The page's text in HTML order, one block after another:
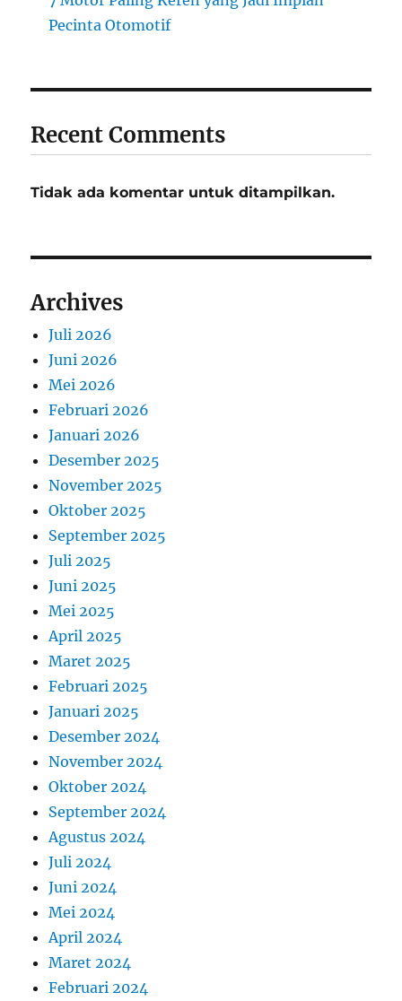
Pecinta Otomotif
Recent Comments
Tidak ada komentar untuk ditampilkan.
Archives
Juli 2026
Juni 2026
Mei 2026
Februari 2026
Januari 2026
Desember 2025
November 2025
Oktober 2025
September 2025
Juli 2025
Juni 2025
Mei 2025
April 2025
Maret 2025
Februari 2025
Januari 2025
Desember 2024
November 2024
Oktober 2024
September 2024
Agustus 2024
Juli 2024
Juni 2024
Mei 2024
April 2024
Maret 2024
Februari 2024